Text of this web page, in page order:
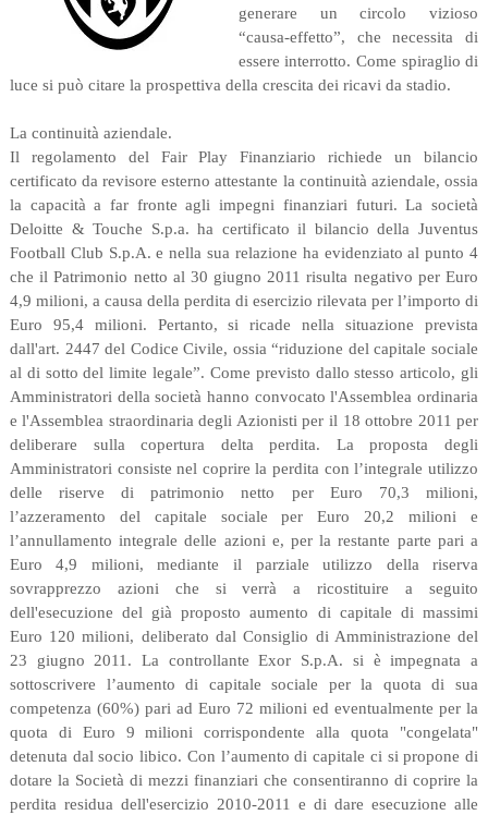
generare un circolo vizioso
“causa-effetto”, che necessita di
essere interrotto. Come spiraglio di
luce si può citare la prospettiva della crescita dei ricavi da stadio.
La continuità aziendale.
Il regolamento del Fair Play Finanziario richiede un bilancio
certificato da revisore esterno attestante la continuità aziendale, ossia
la capacità a far fronte agli impegni finanziari futuri. La società
Deloitte & Touche S.p.a. ha certificato il bilancio della Juventus
Football Club S.p.A. e nella sua relazione ha evidenziato al punto 4
che il Patrimonio netto al 30 giugno 2011 risulta negativo per Euro
4,9 milioni, a causa della perdita di esercizio rilevata per l’importo di
Euro 95,4 milioni. Pertanto, si ricade nella situazione prevista
dall'art. 2447 del Codice Civile, ossia “riduzione del capitale sociale
al di sotto del limite legale”. Come previsto dallo stesso articolo, gli
Amministratori della società hanno convocato l'Assemblea ordinaria
e l'Assemblea straordinaria degli Azionisti per il 18 ottobre 2011 per
deliberare sulla copertura delta perdita. La proposta degli
Amministratori consiste nel coprire la perdita con l’integrale utilizzo
delle riserve di patrimonio netto per Euro 70,3 milioni,
l’azzeramento del capitale sociale per Euro 20,2 milioni e
l’annullamento integrale delle azioni e, per la restante parte pari a
Euro 4,9 milioni, mediante il parziale utilizzo della riserva
sovrapprezzo azioni che si verrà a ricostituire a seguito
dell'esecuzione del già proposto aumento di capitale di massimi
Euro 120 milioni, deliberato dal Consiglio di Amministrazione del
23 giugno 2011. La controllante Exor S.p.A. si è impegnata a
sottoscrivere l’aumento di capitale sociale per la quota di sua
competenza (60%) pari ad Euro 72 milioni ed eventualmente per la
quota di Euro 9 milioni corrispondente alla quota "congelata"
detenuta dal socio libico. Con l’aumento di capitale ci si propone di
dotare la Società di mezzi finanziari che consentiranno di coprire la
perdita residua dell'esercizio 2010-2011 e di dare esecuzione alle